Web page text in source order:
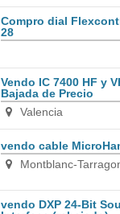
Compro dial
28
Vendo IC 7400 HF y
Bajada de Precio
Valencia
vendo cable
Montblanc-
vendo DXP 24-Bit